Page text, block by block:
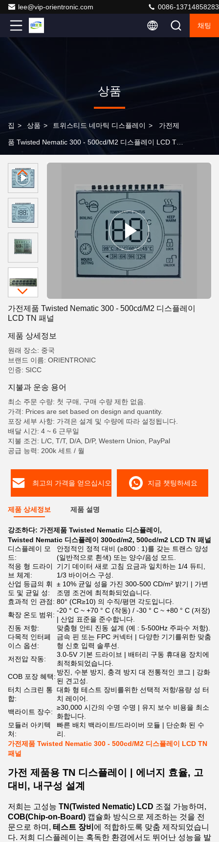
lee@vip-orientronic.com 0086-13714858283
채팅
상품
집 > 상품 > 트위스티드 네마틱 디스플레이 > 가전제
품 Twisted Nematic 300 - 500cd/M2 디스플레이 LCD TN
가전제품 Twisted Nematic 300 - 500cd/M2 디스플레이
LCD TN 패널
제품 상세정보
원래 장소: 중국
브랜드 이름: ORIENTRONIC
인증: SICC
지불과 운송 용어
최소 주문 수량: 첫 구매, 구매 수량 제한 없음.
가격: Prices are set based on design and quantity.
포장 세부 사항: 가격은 설계 및 수량에 따라 설정됩니다.
배달 시간: 4 ~ 6 근무일
지불 조건: L/C, T/T, D/A, D/P, Western Union, PayPal
공급 능력: 200k 세트 / 월
최고의 가격을 얻으십시오 지금 챗팅하세요
제품 상세정보 제품 설명
강조하다: 가전제품 Twisted Nematic 디스플레이 ,
Twisted Nematic 디스플레이 300cd/m2, 500cd/m2 LCD TN 패널
디스플레이 모
드:
안정적인 정적 대비 (≥800 : 1)를 갖는 트랜스 양성
(일반적으로 흰색) 또는 양수/음성 모드.
적응 형 드라이
브 체계:
기기 데이터 새로 고침 요금과 일치하는 1/4 듀티,
1/3 바이어스 구성.
산업 등급의 휘
도 및 균일 성:
± 10% 균일 성을 가진 300-500 CD/m² 밝기 | 가변
조명 조건에 최적화되었습니다.
효과적 인 관점: 80° (CR≥10) 의 수직/평면 각도입니다.
확장 온도 범위:
-20 ° C ~ +70 ° C (작동) / -30 ° C ~ +80 ° C (저장)
| 산업 표준을 준수합니다.
진동 저항:
맞춤형 안티 진동 설계 (예 : 5-500Hz 주파수 저항).
다목적 인터페
이스 옵션:
금속 핀 또는 FPC 커넥터 | 다양한 기기를위한 맞춤
형 신호 입력 솔루션.
저전압 작동:
3.0-5V 기본 드라이브 | 배터리 구동 휴대용 장치에
최적화되었습니다.
COB 포장 혜택:
방진, 수분 방지, 충격 방지 대 전통적인 코그 | 강화
된 견고성.
터치 스크린 통
합:
대화 형 테스트 장비를위한 선택적 저항/용량 성 터
치 레이어.
백라이트 장수:
≥30,000 시간의 수명 수명 | 유지 보수 비용을 최소
화합니다.
모듈러 아키텍
처:
빠른 배치 백라이트/드라이버 모듈 | 단순화 된 수
리.
가전제품 Twisted Nematic 300 - 500cd/M2 디스플레이 LCD TN
패널
가전 제품용 TN 디스플레이 | 에너지 효율, 고
대비, 내구성 설계
저희는 고성능 TN(Twisted Nematic) LCD 조절 가능하며,
COB(Chip-on-Board) 캡슐화 방식으로 제조하는 것을 전
문으로 하며, 테스트 장비에 적합하도록 맞춤 제작되었습니
다. 저희 디스플레이는 혹독한 환경에서도 뛰어난 성능을 발